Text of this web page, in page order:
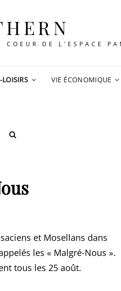
COEUR DE L'ESPACE
LOISIRS VIE ÉCONOMIQUE
SEARCH
et Mosellans dans
les « Malgré-Nous ».
tous les 25 août.